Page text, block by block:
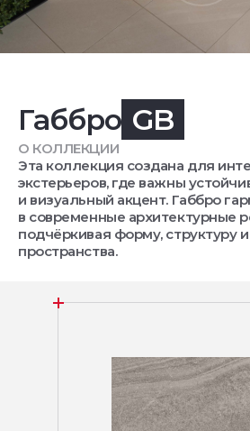
Габбро GB
О КОЛЛЕКЦИИ
Эта коллекция создана для
экстерьеров, где важны
и визуальный акцент. Габбро
в современные архитектурные
подчёркивая форму, структуру
пространства.